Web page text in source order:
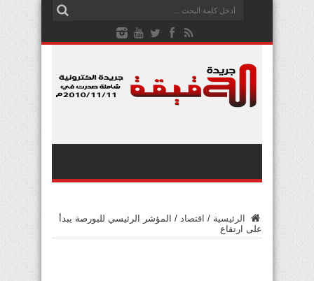
الرئيسية / اقتصاد / المؤشر الرئيسي للبورصة يبدأ
على ارتفاع